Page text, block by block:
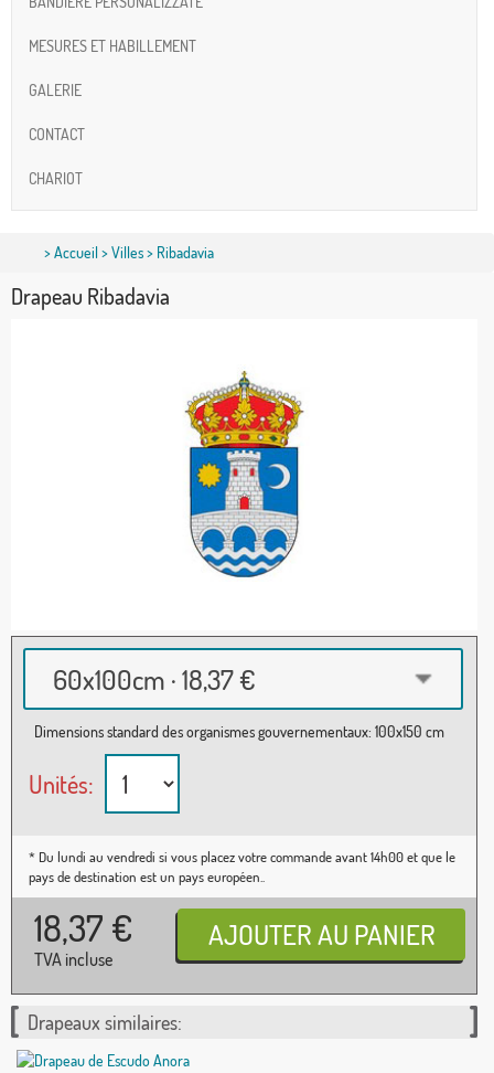
MESURES ET HABILLEMENT
GALERIE
CONTACT
CHARIOT
>Accueil>Villes> Ribadavia
Drapeau Ribadavia
60x100cm · 18,37 €
Dimensions standard des organismes gouvernementaux: 100x150 cm
Unités:
* Du lundi au vendredi si vous placez votre commande avant 14h00 et que le
pays de destination est un pays européen..
18,37 €
TVA incluse
Drapeaux similaires: